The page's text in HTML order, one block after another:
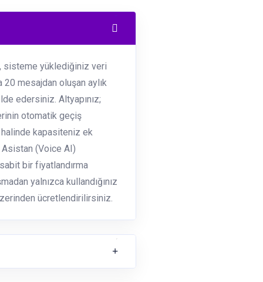
sisteme yüklediğiniz veri
20 mesajdan oluşan aylık
edersiniz. Altyapınız;
otomatik geçiş
kapasiteniz ek
(Voice AI)
bir fiyatlandırma
yalnızca kullandığınız
ücretlendirilirsiniz.